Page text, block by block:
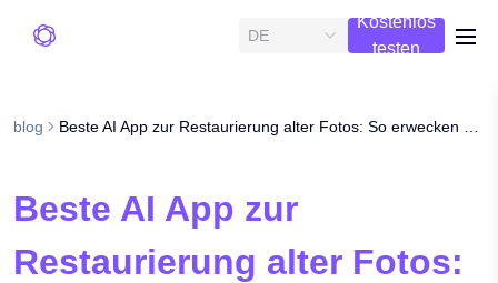
DE
Kostenlos
testen
blog
Beste AI App zur
Restaurierung alter Fotos: